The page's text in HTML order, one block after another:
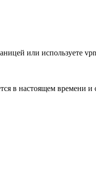
или используете vpn
в настоящем времени и